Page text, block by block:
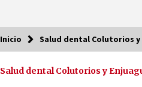
Tendencia ahora
Inicio Salud dental Colutorios y
Salud dental Colutorios y